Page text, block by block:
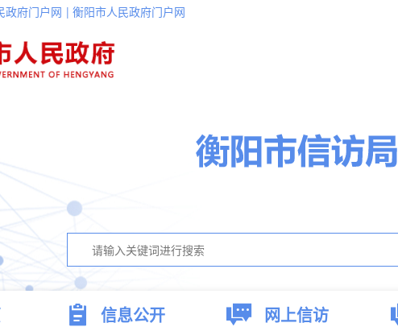
政府门户网 衡阳市人民政府门户网
(current) 信息公开 网上信访